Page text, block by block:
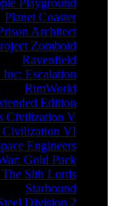
Playground
Planet Coaster
Architect
Zomboid
Ravenfield
Inc: Escalation
RimWorld
Edition
Civilization V
Civilization VI
Engineers
Gold Pack
Sith Lords
Starbound
Division 2